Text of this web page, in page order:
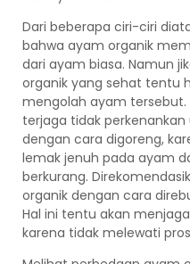
Dari beberapa ciri-ciri
bahwa ayam organik
dari ayam biasa. Namun
organik yang sehat tentu
mengolah ayam
terjaga tidak
dengan cara digoreng,
lemak jenuh pada ayam
berkurang.
organik dengan cara
Hal ini tentu akan
karena tidak melewati